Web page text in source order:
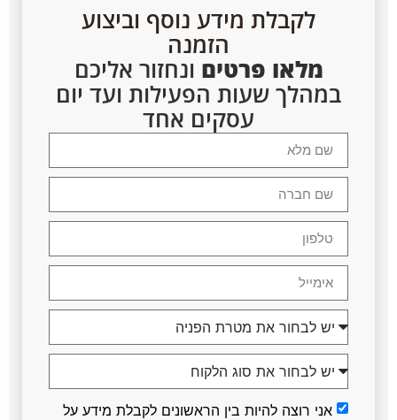
לקבלת מידע נוסף וביצוע
הזמנה
מלאו פרטים ונחזור אליכם
במהלך שעות הפעילות ועד יום
עסקים אחד
אני רוצה להיות בין הראשונים לקבלת מידע על